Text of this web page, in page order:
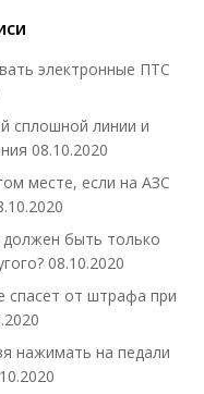
электронные ПТС
сплошной линии и
08.10.2020
месте, если на АЗС
должен быть только
08.10.2020
спасет от штрафа при
нажимать на педали